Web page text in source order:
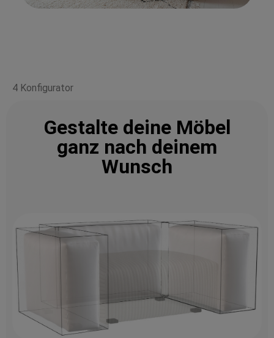
4 Konfigurator
Gestalte deine Möbel
ganz nach deinem
Wunsch